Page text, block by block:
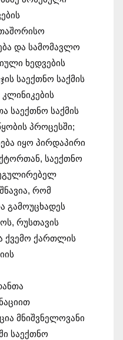
და სამომავლო
ხედვების
საექთნო საქმის
საექთნო საქმის
პროცესში;
იყო პირდაპირი
საექთნო
რომ
გამოუცხადეს
რუსთავის
ქვემო ქართლის
მნიშვნელოვანი
საექთნო